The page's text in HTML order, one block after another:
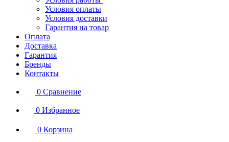
Условия оплаты
Условия доставки
Гарантия на товар
Оплата
Доставка
Гарантия
Бренды
Контакты
0 Сравнение
0 Избранное
0 Корзина